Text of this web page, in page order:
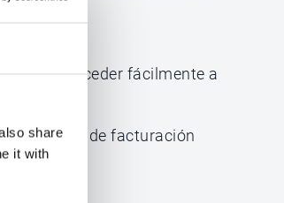
share
it with
acceder fácilmente a
globales de facturación